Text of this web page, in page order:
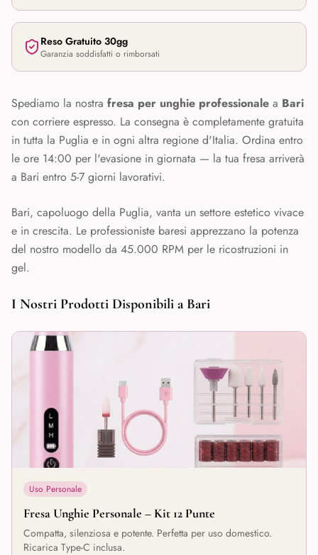
Reso Gratuito 30gg
Garanzia soddisfatti o rimborsati
Spediamo la nostra fresa per unghie professionale a Bari
con corriere espresso. La consegna è completamente gratuita
in tutta la Puglia e in ogni altra regione d'Italia. Ordina entro
le ore 14:00 per l'evasione in giornata — la tua fresa arriverà
a Bari entro 5-7 giorni lavorativi.
Bari, capoluogo della Puglia, vanta un settore estetico vivace
e in crescita. Le professioniste baresi apprezzano la potenza
del nostro modello da 45.000 RPM per le ricostruzioni in
gel.
I Nostri Prodotti Disponibili a Bari
Uso Personale
Fresa Unghie Personale – Kit 12 Punte
Compatta, silenziosa e potente. Perfetta per uso domestico.
Ricarica Type-C inclusa.